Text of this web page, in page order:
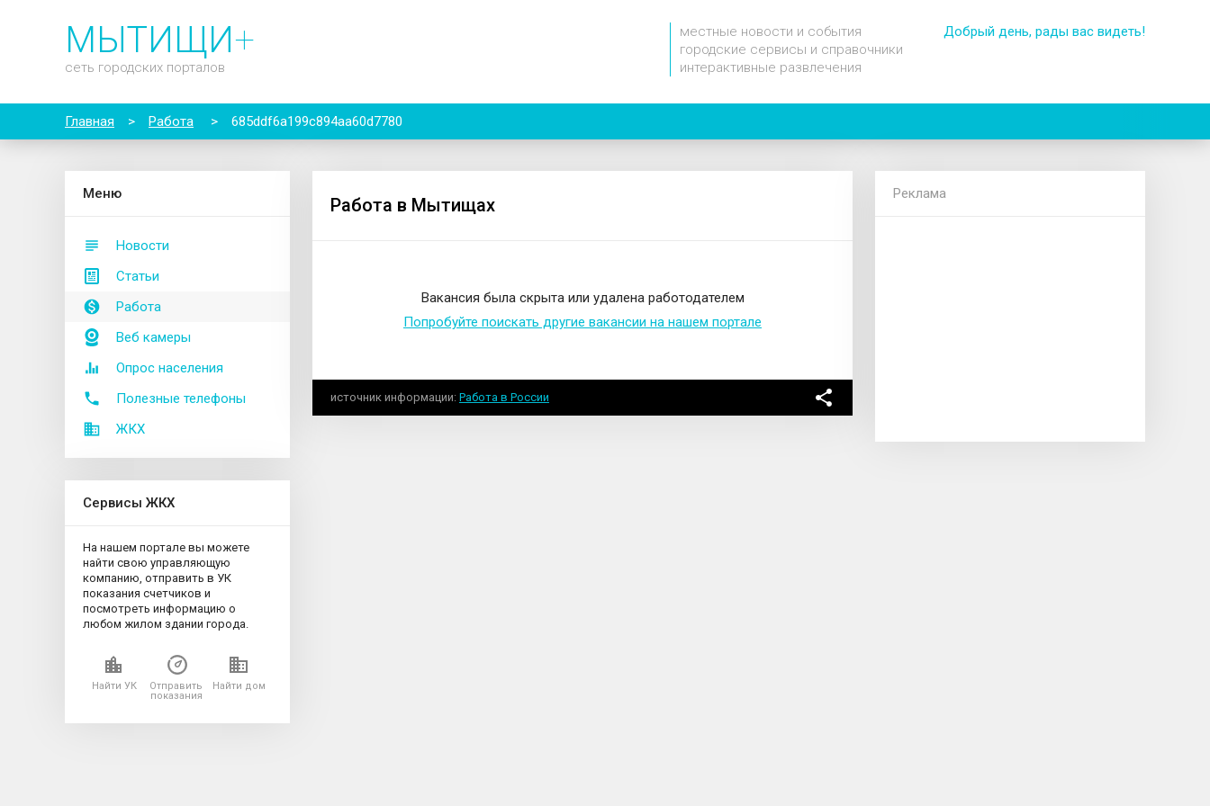
МЫТИЩИ+
сеть городских порталов
местные новости и события
городские сервисы и справочники
интерактивные развлечения
Добрый день, рады вас видеть!
Главная > Работа > 685ddf6a199c894aa60d7780
Меню
Новости
Статьи
Работа
Веб камеры
Опрос населения
Полезные телефоны
ЖКХ
Сервисы ЖКХ
На нашем портале вы можете
найти свою управляющую
компанию, отправить в УК
показания счетчиков и
посмотреть информацию о
любом жилом здании города.
Найти УК
Отправить
показания
Найти дом
Работа в Мытищах
Вакансия была скрыта или удалена работодателем
Попробуйте поискать другие вакансии на нашем портале
источник информации Работа в России
Реклама